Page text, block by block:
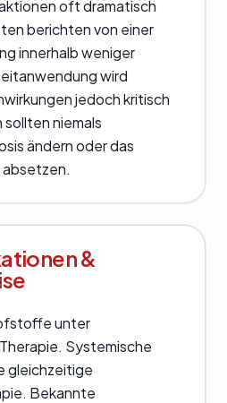
oft dramatisch
berichten von einer
innerhalb weniger
wird
jedoch kritisch
niemals
ändern oder das
&
unter
Systemische
gleichzeitige
Bekannte